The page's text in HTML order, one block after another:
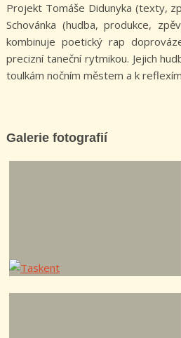
Projekt Tomáše Didunyka (texty,
Schovánka (hudba, produkce,
kombinuje poetický rap
precizní taneční rytmikou. Jejich
toulkám nočním městem a k
Galerie fotografií